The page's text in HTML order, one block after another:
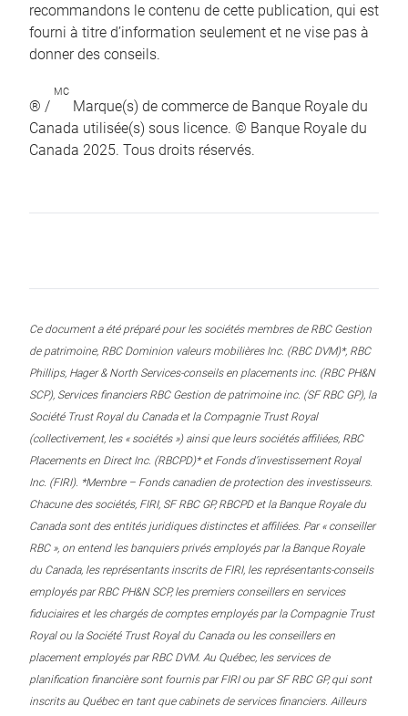
recommandons le contenu de cette publication, qui est
fourni à titre d’information seulement et ne vise pas à
donner des conseils.
® /
MC
Marque(s) de commerce de Banque Royale du
Canada utilisée(s) sous licence. © Banque Royale du
Canada 2025. Tous droits réservés.
Ce document a été préparé pour les sociétés membres de RBC Gestion
de patrimoine, RBC Dominion valeurs mobilières Inc. (RBC DVM)*, RBC
Phillips, Hager & North Services-conseils en placements inc. (RBC PH&N
SCP), Services financiers RBC Gestion de patrimoine inc. (SF RBC GP), la
Société Trust Royal du Canada et la Compagnie Trust Royal
(collectivement, les « sociétés ») ainsi que leurs sociétés affiliées, RBC
Placements en Direct Inc. (RBCPD)* et Fonds d’investissement Royal
Inc. (FIRI). *Membre – Fonds canadien de protection des investisseurs.
Chacune des sociétés, FIRI, SF RBC GP, RBCPD et la Banque Royale du
Canada sont des entités juridiques distinctes et affiliées. Par « conseiller
RBC », on entend les banquiers privés employés par la Banque Royale
du Canada, les représentants inscrits de FIRI, les représentants-conseils
employés par RBC PH&N SCP, les premiers conseillers en services
fiduciaires et les chargés de comptes employés par la Compagnie Trust
Royal ou la Société Trust Royal du Canada ou les conseillers en
placement employés par RBC DVM. Au Québec, les services de
planification financière sont fournis par FIRI ou par SF RBC GP, qui sont
inscrits au Québec en tant que cabinets de services financiers. Ailleurs